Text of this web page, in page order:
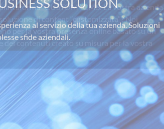
“CUSTOM” CMS: La vostra azienda
di content “customizzata”? Noi
per la vostra presenza online basato su un
dei contenuti creato su misura per la vostra